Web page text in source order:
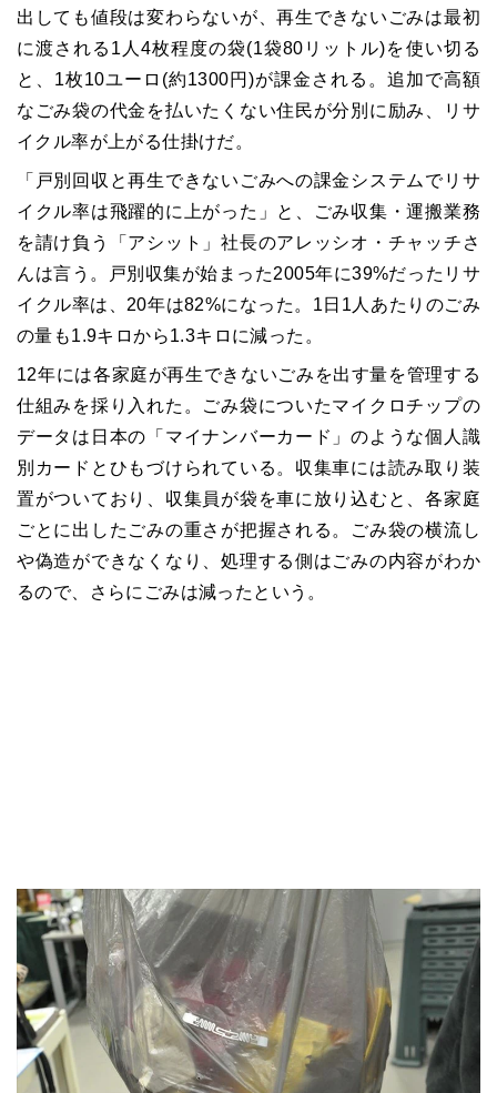
出しても値段は変わらないが、再生できないごみは最初
に渡される1人4枚程度の袋(1袋80リットル)を使い切る
と、1枚10ユーロ(約1300円)が課金される。追加で高額
なごみ袋の代金を払いたくない住民が分別に励み、リサ
イクル率が上がる仕掛けだ。
「戸別回収と再生できないごみへの課金システムでリサ
イクル率は飛躍的に上がった」と、ごみ収集・運搬業務
を請け負う「アシット」社長のアレッシオ・チャッチさ
んは言う。戸別収集が始まった2005年に39%だったリサ
イクル率は、20年は82%になった。1日1人あたりのごみ
の量も1.9キロから1.3キロに減った。
12年には各家庭が再生できないごみを出す量を管理する
仕組みを採り入れた。ごみ袋についたマイクロチップの
データは日本の「マイナンバーカード」のような個人識
別カードとひもづけられている。収集車には読み取り装
置がついており、収集員が袋を車に放り込むと、各家庭
ごとに出したごみの重さが把握される。ごみ袋の横流し
や偽造ができなくなり、処理する側はごみの内容がわか
るので、さらにごみは減ったという。